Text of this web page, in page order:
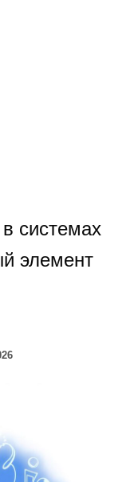
системах
элемент